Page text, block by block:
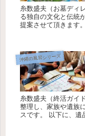
糸数盛夫（お墓ディ
る独自の文化と伝統
提案させて頂きます
沖縄の風習シリーズ
糸数盛夫（終活ガイ
整理し、家族や遺族
スです。 以下に、遺